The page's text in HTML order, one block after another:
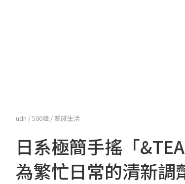
udn /500輯 / 質感生活
日系極簡手搖「
為繁忙日常的清新調